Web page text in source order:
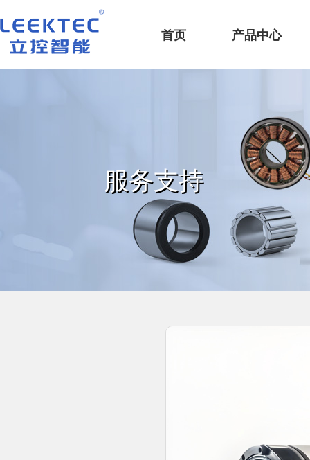
深圳市立控智能科技有限公司
首页
产品中心
服务支持